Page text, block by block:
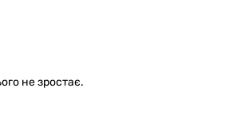
не зростає.